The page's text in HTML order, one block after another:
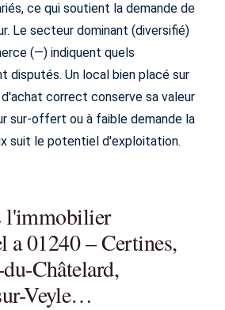
ce qui soutient la demande de
Le secteur dominant (diversifié)
(—) indiquent quels
disputés. Un local bien placé sur
d'achat correct conserve sa valeur
sur-offert ou à faible demande la
suit le potentiel d'exploitation.
l'immobilier
a 01240 – Certines,
Châtelard,
Veyle…